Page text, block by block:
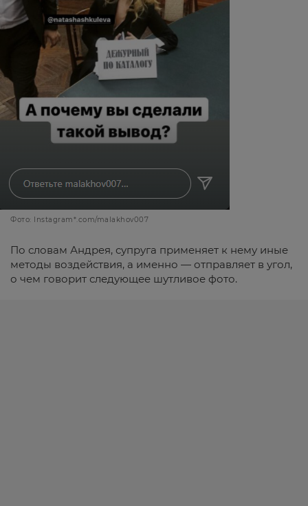
Фото: Instagram*.com/malakhov007
По словам Андрея, супруга применяет к нему иные
методы воздействия, а именно — отправляет в угол,
о чем говорит следующее шутливое фото.